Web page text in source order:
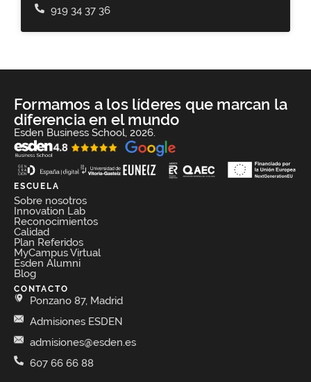
919 34 37 36
Formamos a los líderes que marcan la
diferencia en el mundo
Esden Business School, 2026.
ESCUELA
Sobre nosotros
Innovation Lab
Reconocimientos
Calidad
Plan Referidos
MyCampus Virtual
Esden Alumni
Blog
CONTACTO
Ponzano 87, Madrid
Admisiones ESDEN
admisiones@esden.es
607 66 66 88